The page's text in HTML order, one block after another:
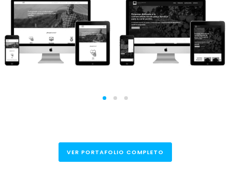
VER PORTAFOLIO COMPLETO